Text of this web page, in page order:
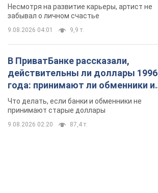
Несмотря на развитие карьеры, артист не
забывал о личном счастье
9.08.2026 04:01 9,9 т.
В ПриватБанке рассказали,
действительны ли доллары 1996
года: принимают ли обменники и
банки такие купюры
Что делать, если банки и обменники не
принимают старые доллары
9.08.2026 02:20 87,4 т.